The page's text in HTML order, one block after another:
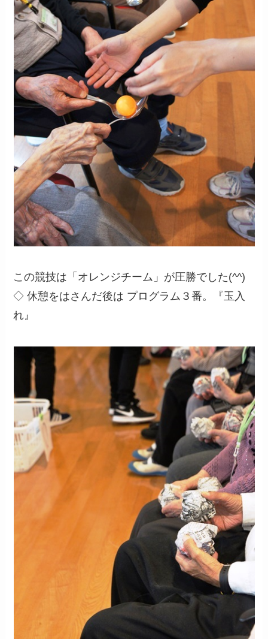
この競技は「オレンジチーム」が圧勝でした(^^)
◇ 休憩をはさんだ後は プログラム３番。『玉入
れ』